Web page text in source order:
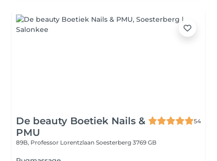
De beauty Boetiek Nails &
PMU
54
89B, Professor Lorentzlaan Soesterberg 3769 GB